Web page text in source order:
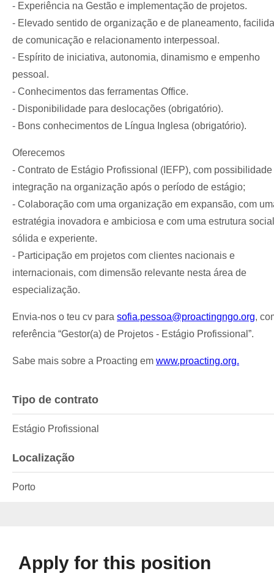
- Experiência na Gestão e implementação de projetos.
- Elevado sentido de organização e de planeamento,
de comunicação e relacionamento interpessoal.
- Espírito de iniciativa, autonomia, dinamismo e empenho
pessoal.
- Conhecimentos das ferramentas Office.
- Disponibilidade para deslocações (obrigatório).
- Bons conhecimentos de Língua Inglesa (obrigatório).
Oferecemos
- Contrato de Estágio Profissional (IEFP), com possibilidade
integração na organização após o período de estágio;
- Colaboração com uma organização em expansão, com
estratégia inovadora e ambiciosa e com uma estrutura social
sólida e experiente.
- Participação em projetos com clientes nacionais e
internacionais, com dimensão relevante nesta área de
especialização.
Envia-nos o teu cv para sofia.pessoa@proactingngo.org,
referência “Gestor(a) de Projetos - Estágio Profissional”.
Sabe mais sobre a Proacting em www.proacting.org.
Tipo de contrato
Estágio Profissional
Localização
Porto
Apply for this position